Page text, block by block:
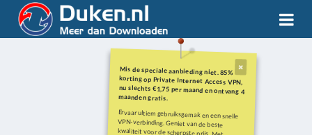
Mis de speciale aanbieding niet. 85%
korting op Private Internet Access VPN,
nu slechts €1,75 per maand en ontvang 4
maanden gratis.
Ervaar ultiem gebruiksgemak en een snelle
VPN-verbinding. Geniet van de beste
kwaliteit voor de scherpste prijs. Met
Private Internet Access kun je moeiteloos
torrents, Usenet en Netflix gebruiken! En
geld-terug-garantie van 30 dagen, dus je